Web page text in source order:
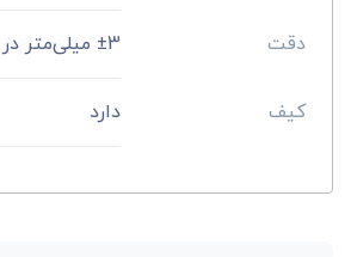
دقت ±3 میلی‌متر در هر 10 متر
کیف دارد